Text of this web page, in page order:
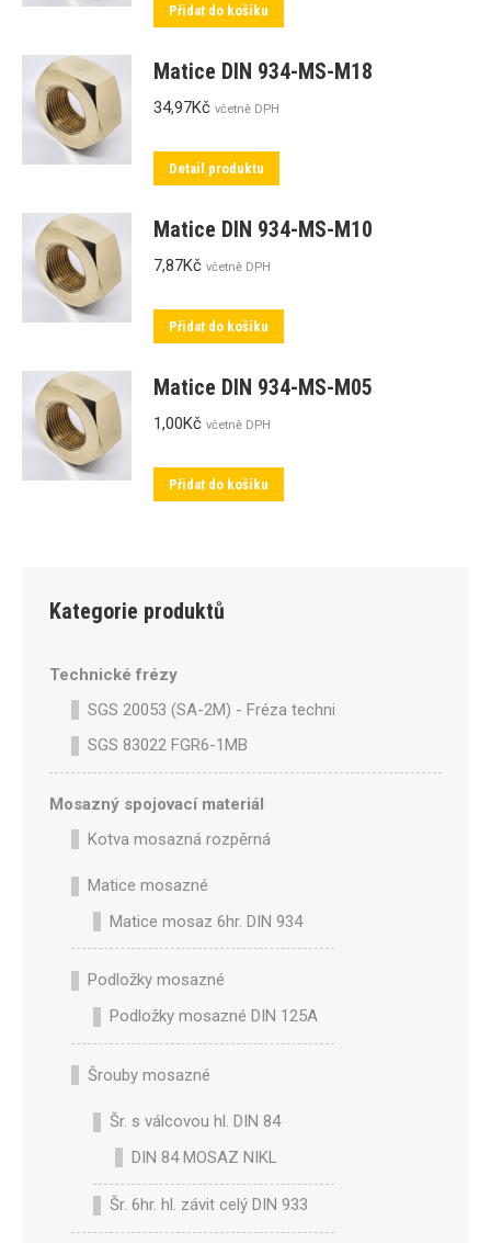
Přidat do košíku
Matice DIN 934-MS-M18
34,97Kč včetně DPH
Detail produktu
Matice DIN 934-MS-M10
7,87Kč včetně DPH
Přidat do košíku
Matice DIN 934-MS-M05
1,00Kč včetně DPH
Přidat do košíku
Kategorie produktů
Technické frézy
SGS 20053 (SA-2M) - Fréza technická SA-2M válcová
SGS 83022 FGR6-1MB
Mosazný spojovací materiál
Kotva mosazná rozpěrná
Matice mosazné
Matice mosaz 6hr. DIN 934
Podložky mosazné
Podložky mosazné DIN 125A
Šrouby mosazné
Šr. s válcovou hl. DIN 84
DIN 84 MOSAZ NIKL
Šr. 6hr. hl. závit celý DIN 933